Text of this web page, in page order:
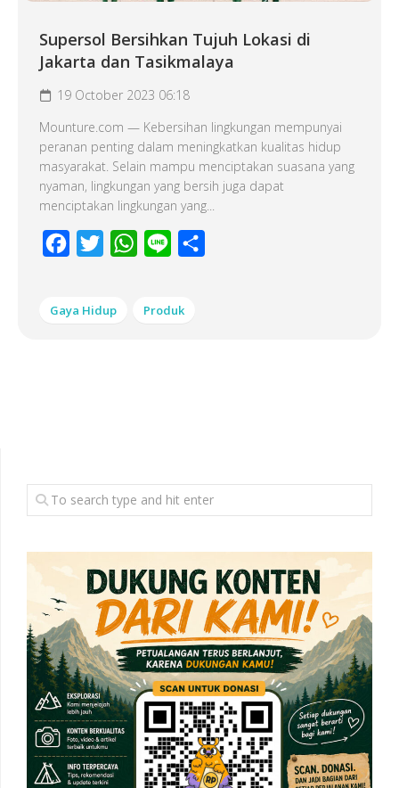
Supersol Bersihkan Tujuh Lokasi di
Jakarta dan Tasikmalaya
19 October 2023 06:18
Mounture.com — Kebersihan lingkungan mempunyai
peranan penting dalam meningkatkan kualitas hidup
masyarakat. Selain mampu menciptakan suasana yang
nyaman, lingkungan yang bersih juga dapat
menciptakan lingkungan yang...
Facebook
Twitter WhatsApp
Line
Gaya Hidup Produk